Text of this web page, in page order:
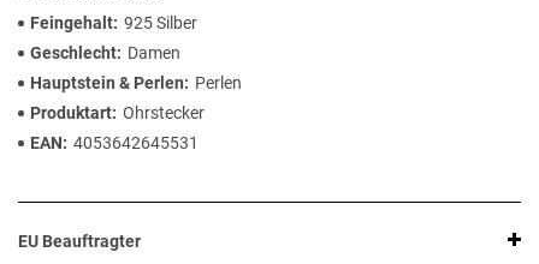
Feingehalt 925 Silber
Geschlecht
Damen
Hauptstein & Perlen
Perlen
Produktart Ohrstecker
EAN
4053642645531
EU Beauftragter